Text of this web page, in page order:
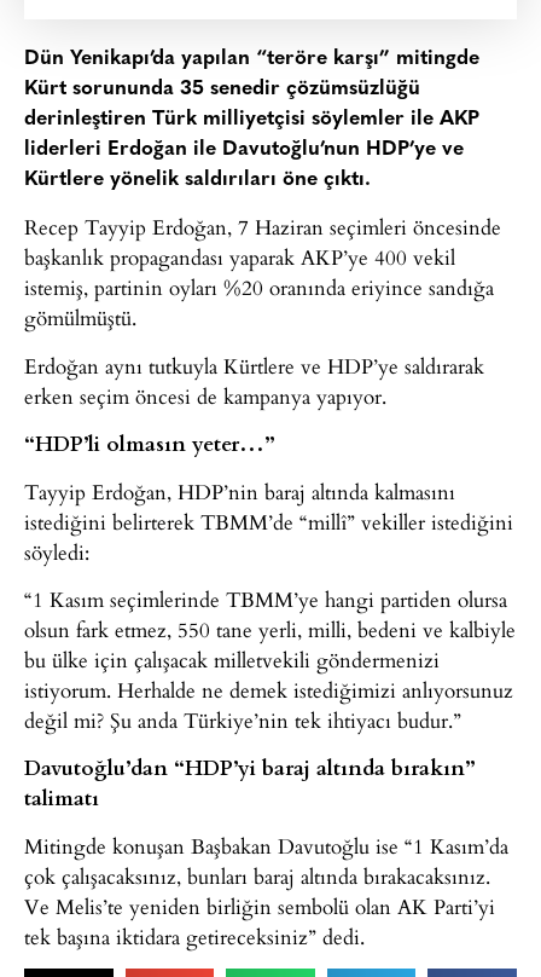
Dün Yenikapı’da yapılan “teröre karşı” mitingde
Kürt sorununda 35 senedir çözümsüzlüğü
derinleştiren Türk milliyetçisi söylemler ile AKP
liderleri Erdoğan ile Davutoğlu’nun HDP’ye ve
Kürtlere yönelik saldırıları öne çıktı.
Recep Tayyip Erdoğan, 7 Haziran seçimleri öncesinde
başkanlık propagandası yaparak AKP’ye 400 vekil
istemiş, partinin oyları %20 oranında eriyince sandığa
gömülmüştü.
Erdoğan aynı tutkuyla Kürtlere ve HDP’ye saldırarak
erken seçim öncesi de kampanya yapıyor.
“HDP’li olmasın yeter…”
Tayyip Erdoğan, HDP’nin baraj altında kalmasını
istediğini belirterek TBMM’de “millî” vekiller istediğini
söyledi:
“1 Kasım seçimlerinde TBMM’ye hangi partiden olursa
olsun fark etmez, 550 tane yerli, milli, bedeni ve kalbiyle
bu ülke için çalışacak milletvekili göndermenizi
istiyorum. Herhalde ne demek istediğimizi anlıyorsunuz
değil mi? Şu anda Türkiye’nin tek ihtiyacı budur.”
Davutoğlu’dan “HDP’yi baraj altında bırakın”
talimatı
Mitingde konuşan Başbakan Davutoğlu ise “1 Kasım’da
çok çalışacaksınız, bunları baraj altında bırakacaksınız.
Ve Melis’te yeniden birliğin sembolü olan AK Parti’yi
tek başına iktidara getireceksiniz” dedi.